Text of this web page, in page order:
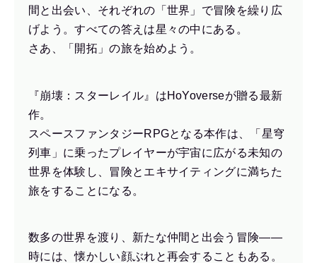
間と出会い、それぞれの「世界」で冒険を繰り広
げよう。すべての答えは星々の中にある。
さあ、「開拓」の旅を始めよう。
『崩壊：スターレイル』はHoYoverseが贈る最新
作。
スペースファンタジーRPGとなる本作は、「星穹
列車」に乗ったプレイヤーが宇宙に広がる未知の
世界を体験し、冒険とエキサイティングに満ちた
旅をすることになる。
数多の世界を渡り、新たな仲間と出会う冒険——
時には、懐かしい顔ぶれと再会することもある。